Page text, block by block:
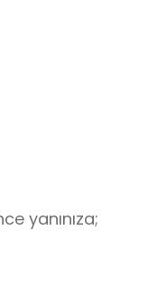
yanınıza;